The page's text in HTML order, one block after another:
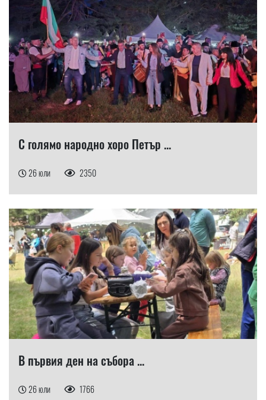
С голямо народно хоро Петър ...
26 юли 2350
В първия ден на събора ...
26 юли 1766